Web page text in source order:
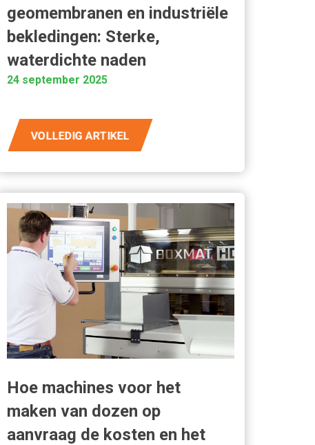
geomembranen en industriële
bekledingen: Sterke,
waterdichte naden
24 september 2025
VOLLEDIG ARTIKEL
Hoe machines voor het
maken van dozen op
aanvraag de kosten en het